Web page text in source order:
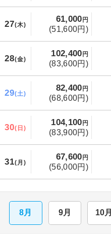
27(木)
61,000 円
(51,600円)
28(金)
102,400 円
(83,600円)
29(土)
82,400 円
(68,600円)
30(日)
104,100 円
(83,900円)
31(月)
67,600 円
(56,000円)
8月 9月 10月